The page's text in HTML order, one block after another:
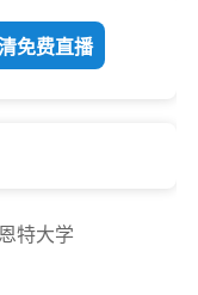
免费直播
特大学